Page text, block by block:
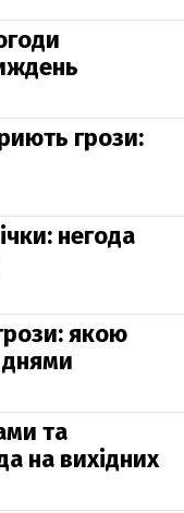
грози:
негода
якою
та
на вихідних